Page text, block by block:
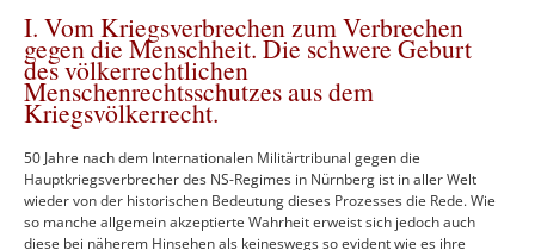
I. Vom Kriegsverbrechen zum Verbrechen
gegen die Menschheit. Die schwere Geburt
des völkerrechtlichen
Menschenrechtsschutzes aus dem
Kriegsvölkerrecht.
50 Jahre nach dem Internationalen Militärtribunal gegen die
Hauptkriegsverbrecher des NS-Regimes in Nürnberg ist in aller Welt
wieder von der historischen Bedeutung dieses Prozesses die Rede. Wie
so manche allgemein akzeptierte Wahrheit erweist sich jedoch auch
diese bei näherem Hinsehen als keineswegs so evident wie es ihre